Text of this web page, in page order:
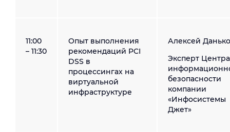
11:00
– 11:30
Опыт выполнения
рекомендаций PCI
DSS в
процессингах на
виртуальной
инфраструктуре
Алексей
Эксперт Центра
безопасности
компании
«Инфосистемы
Джет»